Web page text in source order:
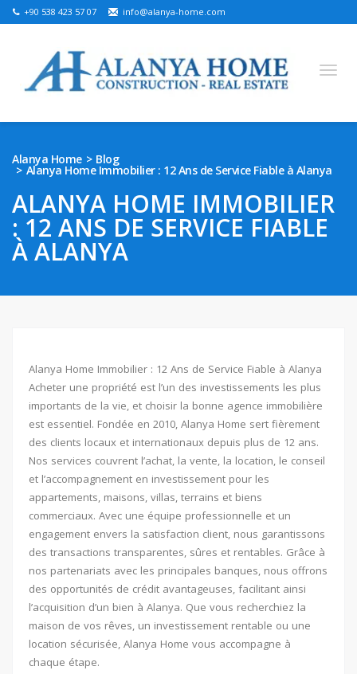
+90 538 423 57 07 info@alanya-home.com
Persian Bosnian French Kazakh
Ukrainian
PROJETS À VENDRE
Alanya Home Blog
Alanya Home Immobilier : 12 Ans de Service Fiable à Alanya
ALANYA HOME IMMOBILIER
: 12 ANS DE SERVICE FIABLE
À ALANYA
Alanya Home Immobilier : 12 Ans de Service Fiable à Alanya
Acheter une propriété est l’un des investissements les plus
importants de la vie, et choisir la bonne agence immobilière
est essentiel. Fondée en 2010, Alanya Home sert fièrement
des clients locaux et internationaux depuis plus de 12 ans.
Nos services couvrent l’achat, la vente, la location, le conseil
et l’accompagnement en investissement pour les
appartements, maisons, villas, terrains et biens
commerciaux. Avec une équipe professionnelle et un
engagement envers la satisfaction client, nous garantissons
des transactions transparentes, sûres et rentables. Grâce à
nos partenariats avec les principales banques, nous offrons
des opportunités de crédit avantageuses, facilitant ainsi
l’acquisition d’un bien à Alanya. Que vous recherchiez la
maison de vos rêves, un investissement rentable ou une
location sécurisée, Alanya Home vous accompagne à
chaque étape.